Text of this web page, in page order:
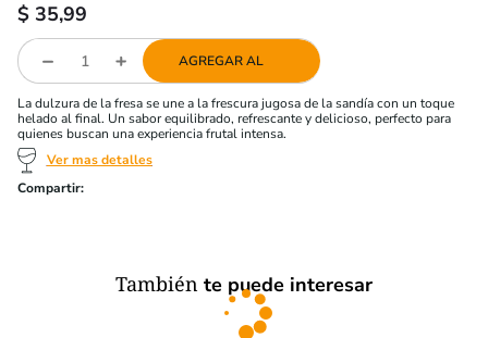
$ 35,99
AGREGAR AL
La dulzura de la fresa se une a la frescura jugosa de la sandía con un toque
helado al final. Un sabor equilibrado, refrescante y delicioso, perfecto para
quienes buscan una experiencia frutal intensa.
Ver mas detalles
También te puede interesar